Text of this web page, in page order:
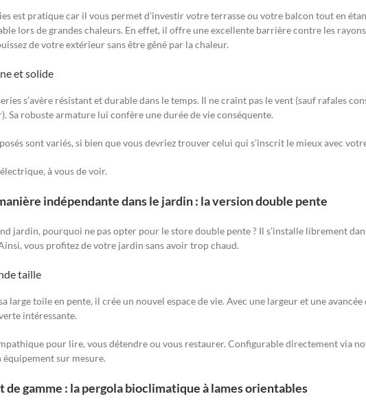
est pratique car il vous permet d’investir votre terrasse ou votre balcon tout en
lors de grandes chaleurs. En effet, il offre une excellente barrière contre les
de votre extérieur sans être gêné par la chaleur.
et solide
s’avère résistant et durable dans le temps. Il ne craint pas le vent (sauf rafales
Sa robuste armature lui confère une durée de vie conséquente.
sont variés, si bien que vous devriez trouver celui qui s’inscrit le mieux avec
à vous de voir.
indépendante dans le jardin : la version double pente
jardin, pourquoi ne pas opter pour le store double pente ? Il s’installe librement
vous profitez de votre jardin sans avoir trop chaud.
taille
large toile en pente, il crée un nouvel espace de vie. Avec une largeur et une
intéressante.
pour lire, vous détendre ou vous restaurer. Configurable directement via
sur mesure.
gamme : la pergola bioclimatique à lames orientables